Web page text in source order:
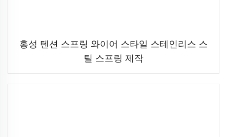
홍성 텐션 스프링 와이어 스타일 스테인리스 스
틸 스프링 제작